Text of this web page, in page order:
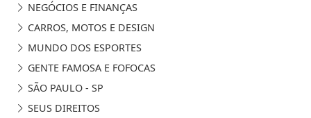
NEGÓCIOS E FINANÇAS
CARROS, MOTOS E DESIGN
MUNDO DOS ESPORTES
GENTE FAMOSA E FOFOCAS
SÃO PAULO - SP
SEUS DIREITOS